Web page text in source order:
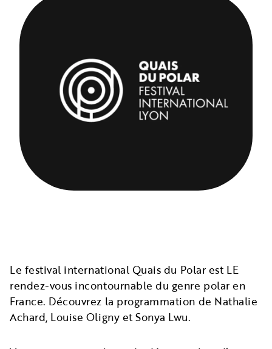
Le festival international Quais du Polar est LE
rendez-vous incontournable du genre polar en
France. Découvrez la programmation de Nathalie
Achard, Louise Oligny et Sonya Lwu.